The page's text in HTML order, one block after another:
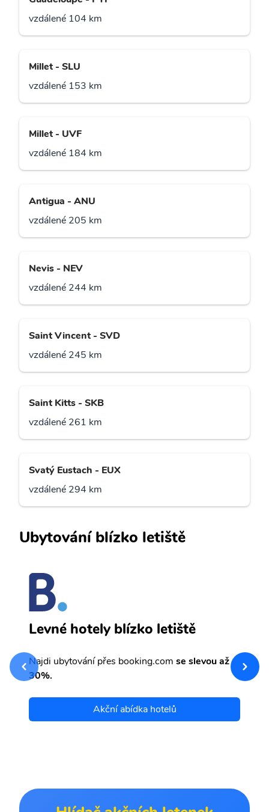
vzdálené 104 km
Millet - SLU
vzdálené 153 km
Millet - UVF
vzdálené 184 km
Antigua - ANU
vzdálené 205 km
Nevis - NEV
vzdálené 244 km
Saint Vincent - SVD
vzdálené 245 km
Saint Kitts - SKB
vzdálené 261 km
Svatý Eustach - EUX
vzdálené 294 km
Ubytování blízko letiště
Levné hotely blízko letiště
Najdi ubytování přes booking.com se slevou až
30%.
Akční abídka hotelů